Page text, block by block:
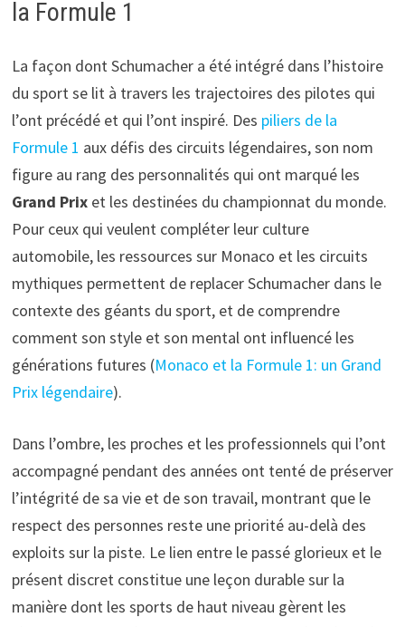
la Formule 1
La façon dont Schumacher a été intégré dans l’histoire
du sport se lit à travers les trajectoires des pilotes qui
l’ont précédé et qui l’ont inspiré. Des piliers de la
Formule 1 aux défis des circuits légendaires, son nom
figure au rang des personnalités qui ont marqué les
Grand Prixet les destinées du championnat du monde.
Pour ceux qui veulent compléter leur culture
automobile, les ressources sur Monaco et les circuits
mythiques permettent de replacer Schumacher dans le
contexte des géants du sport, et de comprendre
comment son style et son mental ont influencé les
générations futures (Monaco et la Formule 1: un Grand
Prix légendaire).
Dans l’ombre, les proches et les professionnels qui l’ont
accompagné pendant des années ont tenté de préserver
l’intégrité de sa vie et de son travail, montrant que le
respect des personnes reste une priorité au-delà des
exploits sur la piste. Le lien entre le passé glorieux et le
présent discret constitue une leçon durable sur la
manière dont les sports de haut niveau gèrent les